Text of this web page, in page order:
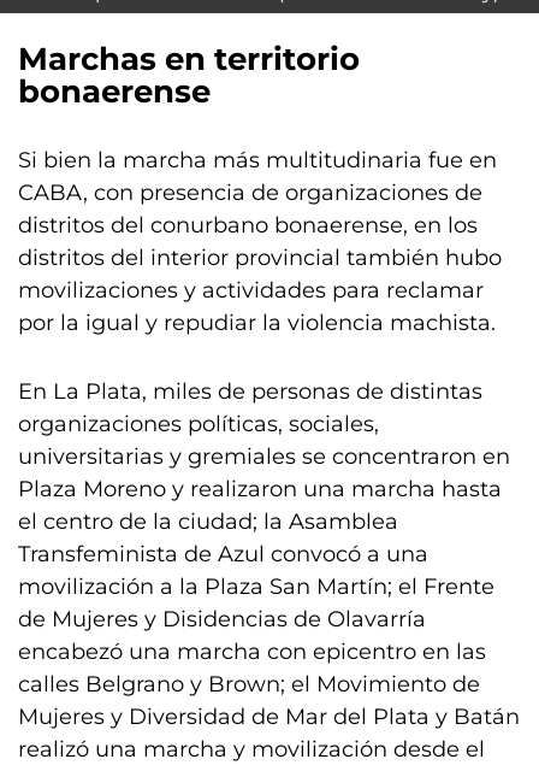
Marchas en territorio
bonaerense
Si bien la marcha más multitudinaria fue en
CABA, con presencia de organizaciones de
distritos del conurbano bonaerense, en los
distritos del interior provincial también hubo
movilizaciones y actividades para reclamar
por la igual y repudiar la violencia machista.
En La Plata, miles de personas de distintas
organizaciones políticas, sociales,
universitarias y gremiales se concentraron en
Plaza Moreno y realizaron una marcha hasta
el centro de la ciudad; la Asamblea
Transfeminista de Azul convocó a una
movilización a la Plaza San Martín; el Frente
de Mujeres y Disidencias de Olavarría
encabezó una marcha con epicentro en las
calles Belgrano y Brown; el Movimiento de
Mujeres y Diversidad de Mar del Plata y Batán
realizó una marcha y movilización desde el